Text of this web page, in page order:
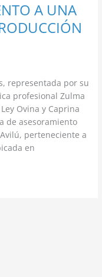
A UNA
representada por su
profesional Zulma
Ovina y Caprina
de asesoramiento
perteneciente a
en